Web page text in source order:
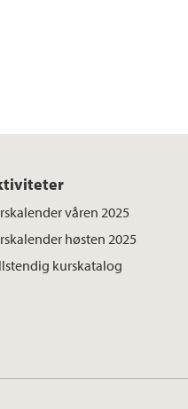
våren 2025
høsten 2025
kurskatalog